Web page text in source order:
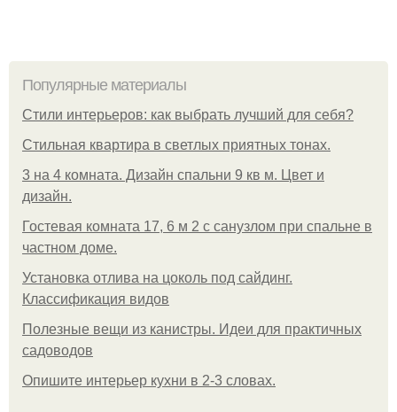
Популярные материалы
Стили интерьеров: как выбрать лучший для себя?
Стильная квартира в светлых приятных тонах.
3 на 4 комната. Дизайн спальни 9 кв м. Цвет и
дизайн.
Гостевая комната 17, 6 м 2 с санузлом при спальне в
частном доме.
Установка отлива на цоколь под сайдинг.
Классификация видов
Полезные вещи из канистры. Идеи для практичных
садоводов
Опишите интерьер кухни в 2-3 словах.